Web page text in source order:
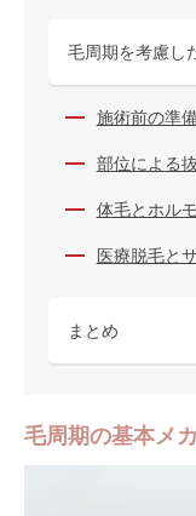
毛周期を考慮し
施術前の準
部位による
体毛とホル
医療脱毛と
まとめ
毛周期の基本メ